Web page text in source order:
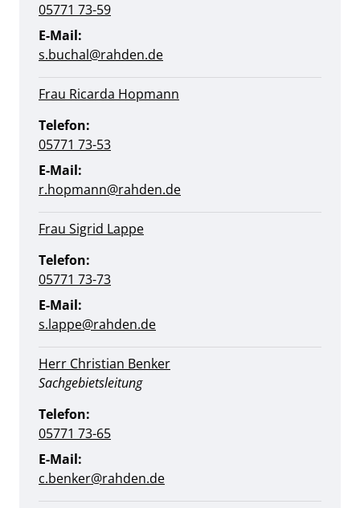
05771 73-59
E-Mail:
s.buchal@rahden.de
Frau Ricarda Hopmann
Telefon:
05771 73-53
E-Mail:
r.hopmann@rahden.de
Frau Sigrid Lappe
Telefon:
05771 73-73
E-Mail:
s.lappe@rahden.de
Herr Christian Benker
Position:
Sachgebietsleitung
Telefon:
05771 73-65
E-Mail:
c.benker@rahden.de